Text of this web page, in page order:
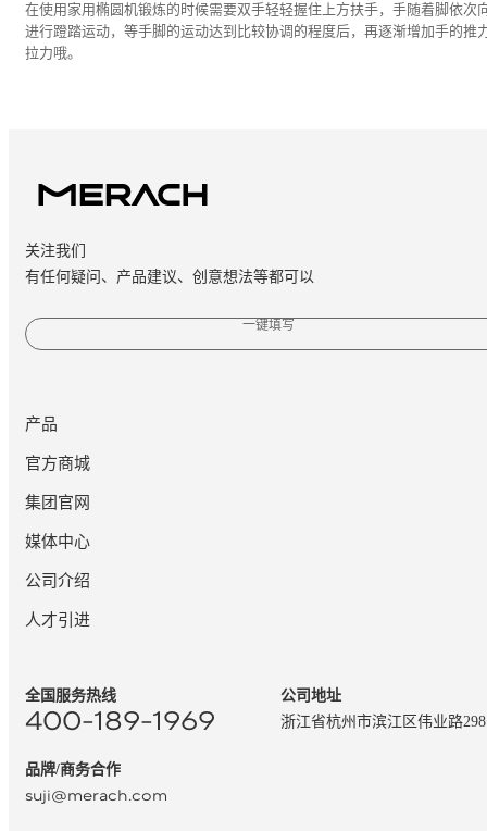
在使用家用椭圆机锻炼的时候需要双手轻轻握住上方扶手，手随着脚依次
进行蹬踏运动，等手脚的运动达到比较协调的程度后，再逐渐增加手的推
拉力哦。
关注我们
有任何疑问、产品建议、创意想法等都可以
一键填写
产品
官方商城
集团官网
媒体中心
公司介绍
人才引进
全国服务热线
400-189-1969
品牌/商务合作
suji@merach.com
公司地址
浙江省杭州市滨江区伟业路